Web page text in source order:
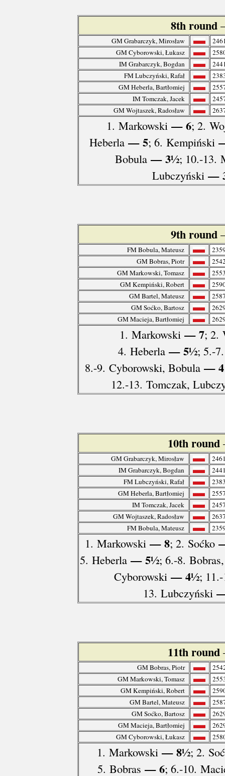
8th round
GM Grabarczyk, Mirosław
GM Cyborowski, Łukasz
IM Grabarczyk, Bogdan
FM Lubczyński, Rafał
GM Heberla, Bartłomiej
IM Tomczak, Jacek
GM Wojtaszek, Radosław
1. Markowski — 6; 2.
Heberla — 5; 6. Kempiński
Bobula — 3½; 10.-13.
Lubczyński—
9th round
FM Bobula, Mateusz
GM Bobras, Piotr
GM Markowski, Tomasz
GM Kempiński, Robert
GM Bartel, Mateusz
GM Soćko, Bartosz
GM Macieja, Bartłomiej
1. Markowski — 7; 2.
4. Heberla — 5½; 5.-
8.-9. Cyborowski, Bobula — 4
12.-13. Tomczak,
10th round
GM Grabarczyk, Mirosław
IM Grabarczyk, Bogdan
FM Lubczyński, Rafał
GM Heberla, Bartłomiej
IM Tomczak, Jacek
GM Wojtaszek, Radosław
FM Bobula, Mateusz
1. Markowski — 8; 2. Soćko
5. Heberla — 5½; 6.-8.
Cyborowski— 4½;
13. Lubczyński
11th round
GM Bobras, Piotr
GM Markowski, Tomasz
GM Kempiński, Robert
GM Bartel, Mateusz
GM Soćko, Bartosz
GM Macieja, Bartłomiej
GM Cyborowski, Łukasz
1. Markowski— 8½; 2.
5. Bobras — 6; 6.-10.